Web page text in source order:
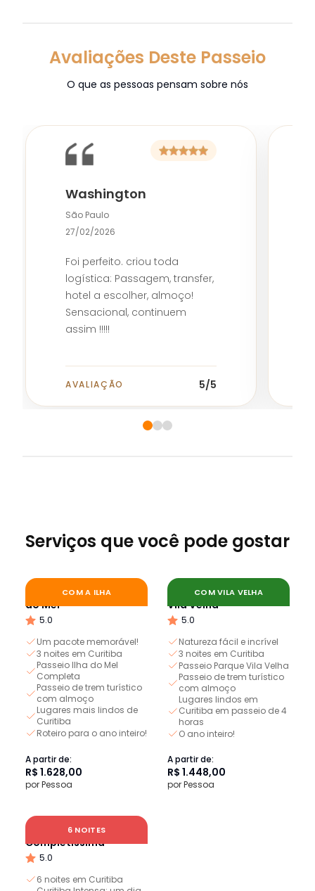
Avaliações Deste Passeio
O que as pessoas pensam sobre nós
Washington
São Paulo
27/02/2026
Foi perfeito. criou toda
logística: Passagem, transfer,
hotel a escolher, almoço!
Sensacional, continuem
assim !!!!!
AVALIAÇÃO 5/5
Serviços que você pode gostar
COM A ILHA
Curitiba Essencial e Ilha
do Mel
5.0
Um pacote memorável!
3 noites em Curitiba
Passeio Ilha do Mel
Completa
Passeio de trem turístico
com almoço
Lugares mais lindos de
Curitiba
Roteiro para o ano inteiro!
A partir de:
R$ 1.628,00
por Pessoa
COM VILA VELHA
Curitiba Essencial e
Vila Velha
5.0
Natureza fácil e incrível
3 noites em Curitiba
Passeio Parque Vila Velha
Passeio de trem turístico
com almoço
Lugares lindos em
Curitiba em passeio de 4
horas
O ano inteiro!
A partir de:
R$ 1.448,00
por Pessoa
6 NOITES
Circuito Curitiba
Completíssima
5.0
6 noites em Curitiba